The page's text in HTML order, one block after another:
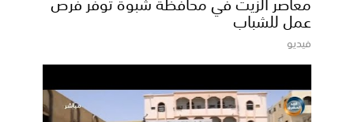
عمل للشباب
فيديو